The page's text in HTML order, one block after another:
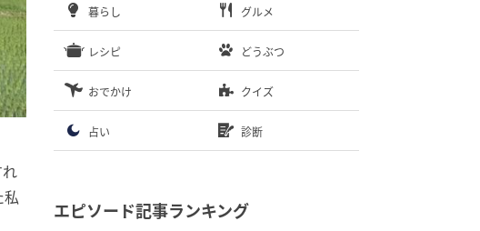
私
暮らし グルメ
レシピ どうぶつ
おでかけ クイズ
占い 診断
エピソード記事ランキング